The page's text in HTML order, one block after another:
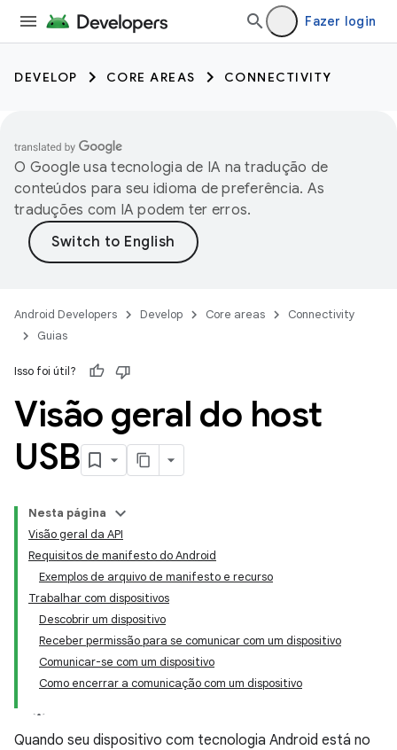
Fazer login
DEVELOP CORE AREAS CONNECTIVITY
O Google usa tecnologia de IA na tradução de
conteúdos para seu idioma de preferência. As
traduções com IA podem ter erros.
Android Developers Develop Core areas
Connectivity
Guias
Isso foi útil?
Visão geral do host
USB
Nesta página
Visão geral da API
Requisitos de manifesto do Android
Exemplos de arquivo de manifesto e recurso
Trabalhar com dispositivos
Descobrir um dispositivo
Receber permissão para se comunicar com um dispositivo
Comunicar-se com um dispositivo
Como encerrar a comunicação com um dispositivo
Quando seu dispositivo com tecnologia Android está no